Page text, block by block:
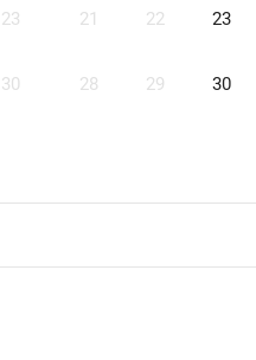
23
30
21 22 23
28 29 30